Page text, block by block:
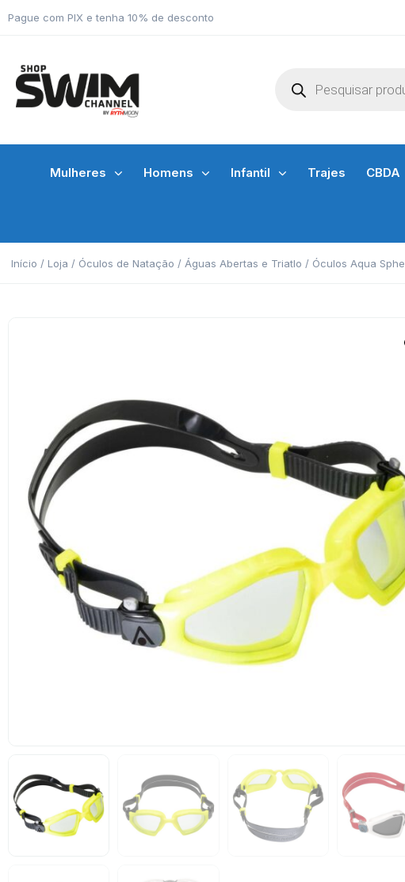
Pague com PIX e tenha 10% de desconto
Mulheres Homens Infantil Trajes CBDA
Início / Loja / Óculos de Natação / Águas Abertas e Triatlo / Óculos Aqua